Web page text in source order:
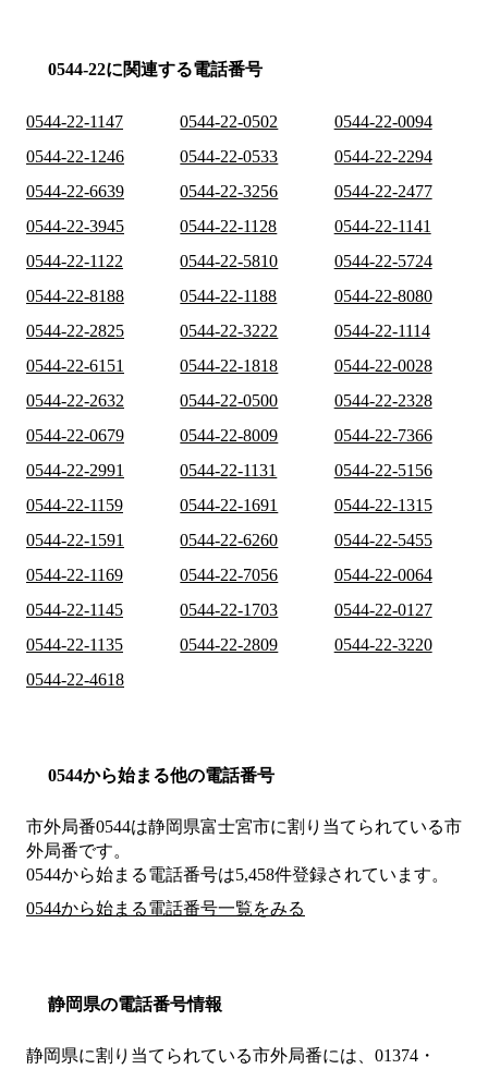
0544-22に関連する電話番号
0544-22-1147 0544-22-0502
0544-22-0094
0544-22-1246
0544-22-0533
0544-22-2294
0544-22-6639
0544-22-3256
0544-22-2477
0544-22-3945
0544-22-1128
0544-22-1141
0544-22-1122
0544-22-5810
0544-22-5724
0544-22-8188
0544-22-1188
0544-22-8080
0544-22-2825
0544-22-3222
0544-22-1114
0544-22-6151
0544-22-1818
0544-22-0028
0544-22-2632
0544-22-0500
0544-22-2328
0544-22-0679
0544-22-8009
0544-22-7366
0544-22-2991
0544-22-1131
0544-22-5156
0544-22-1159
0544-22-1691
0544-22-1315
0544-22-1591
0544-22-6260
0544-22-5455
0544-22-1169
0544-22-7056
0544-22-0064
0544-22-1145
0544-22-1703
0544-22-0127
0544-22-1135
0544-22-2809
0544-22-3220
0544-22-4618
0544から始まる他の電話番号
市外局番0544は静岡県富士宮市に割り当てられている市
外局番です。
0544から始まる電話番号は5,458件登録されています。
0544から始まる電話番号一覧をみる
静岡県の電話番号情報
静岡県に割り当てられている市外局番には、01374・